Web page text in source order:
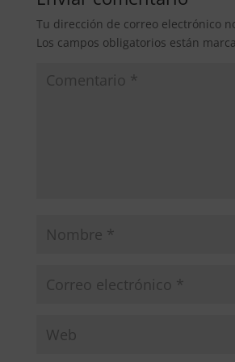
Tu dirección de correo electrónico
Los campos obligatorios están